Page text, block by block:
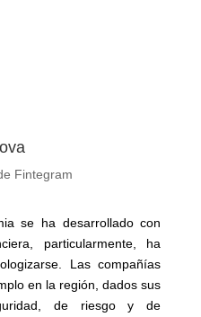
Fintegram
se ha desarrollado con
particularmente, ha
Las compañías
en la región, dados sus
de riesgo y de